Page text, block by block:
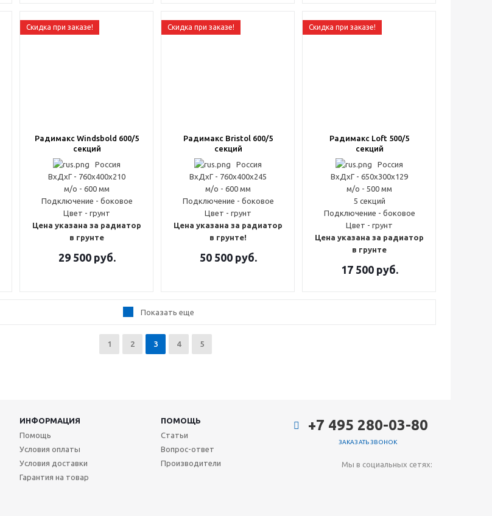
Скидка при заказе!
Радимакс Windsbold 600/5
секций
Россия
ВxДxГ - 760x400x210
м/о - 600 мм
Подключение - боковое
Цвет - грунт
Цена указана за радиатор
в грунте
29 500руб.
Скидка при заказе!
Радимакс Bristol 600/5
секций
Россия
ВxДxГ - 760x400x245
м/о - 600 мм
Подключение - боковое
Цвет - грунт
Цена указана за радиатор
в грунте!
50 500руб.
Скидка при заказе!
Радимакс Loft 500/5
секций
Россия
ВxДxГ - 650x300x129
м/о - 500 мм
5 секций
Подключение - боковое
Цвет - грунт
Цена указана за радиатор
в грунте
17 500руб.
Показать еще
1 2 3 4 5
ИНФОРМАЦИЯ
ПОМОЩЬ
Помощь
Условия оплаты
Условия доставки
Гарантия на товар
Статьи
Вопрос-ответ
Производители
+7 495 280-03-80
ЗАКАЗАТЬ ЗВОНОК
Мы в социальных сетях: